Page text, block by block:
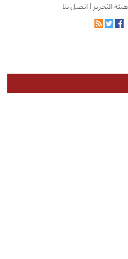
هيئة التحرير |اتصل بنا